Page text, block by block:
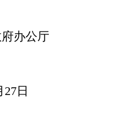
办公厅
日